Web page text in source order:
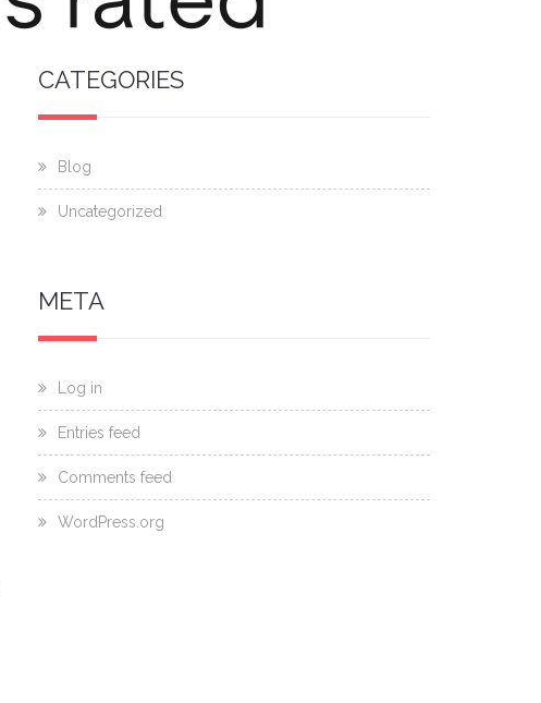
CATEGORIES
Blog
Uncategorized
META
Log in
Entries feed
Comments feed
WordPress.org